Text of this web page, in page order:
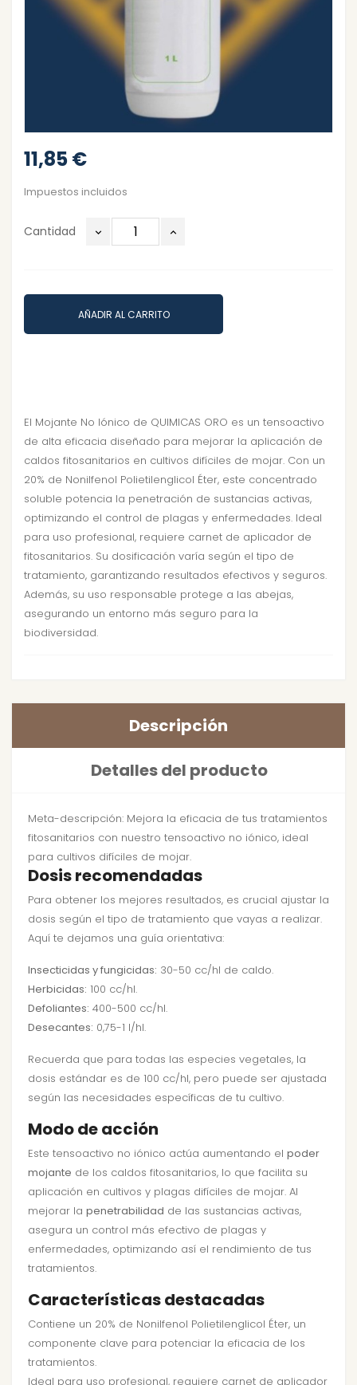
11,85 €
Impuestos incluidos
Cantidad
AÑADIR AL CARRITO
El Mojante No Iónico de QUIMICAS ORO es un tensoactivo
de alta eficacia diseñado para mejorar la aplicación de
caldos fitosanitarios en cultivos difíciles de mojar. Con un
20% de Nonilfenol Polietilenglicol Éter, este concentrado
soluble potencia la penetración de sustancias activas,
optimizando el control de plagas y enfermedades. Ideal
para uso profesional, requiere carnet de aplicador de
fitosanitarios. Su dosificación varía según el tipo de
tratamiento, garantizando resultados efectivos y seguros.
Además, su uso responsable protege a las abejas,
asegurando un entorno más seguro para la
biodiversidad.
Descripción
Detalles del producto
Meta-descripción: Mejora la eficacia de tus tratamientos
fitosanitarios con nuestro tensoactivo no iónico, ideal
para cultivos difíciles de mojar.
Dosis recomendadas
Para obtener los mejores resultados, es crucial ajustar la
dosis según el tipo de tratamiento que vayas a realizar.
Aquí te dejamos una guía orientativa:
Insecticidas y fungicidas: 30-50 cc/hl de caldo.
Herbicidas: 100 cc/hl.
Defoliantes: 400-500 cc/hl.
Desecantes: 0,75-1 l/hl.
Recuerda que para todas las especies vegetales, la
dosis estándar es de 100 cc/hl, pero puede ser ajustada
según las necesidades específicas de tu cultivo.
Modo de acción
Este tensoactivo no iónico actúa aumentando el poder
mojante de los caldos fitosanitarios, lo que facilita su
aplicación en cultivos y plagas difíciles de mojar. Al
mejorar la penetrabilidad de las sustancias activas,
asegura un control más efectivo de plagas y
enfermedades, optimizando así el rendimiento de tus
tratamientos.
Características destacadas
Contiene un 20% de Nonilfenol Polietilenglicol Éter, un
componente clave para potenciar la eficacia de los
tratamientos.
Ideal para uso profesional, requiere carnet de aplicador